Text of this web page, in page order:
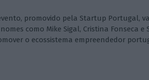
promovido pela Startup Portugal,
como Mike Sigal, Cristina Fonseca
o ecossistema empreendedor